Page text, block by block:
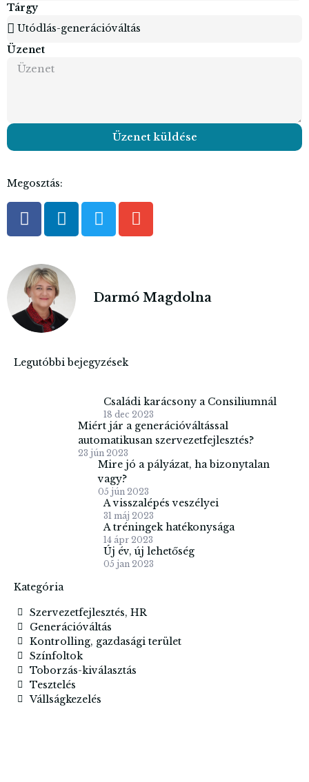
Tárgy
Üzenet
Üzenet küldése
Megosztás:
Darmó Magdolna
Legutóbbi bejegyzések
Családi karácsony a Consiliumnál
18 dec 2023
Miért jár a generációváltással
automatikusan szervezetfejlesztés?
23 jún 2023
Mire jó a pályázat, ha bizonytalan
vagy?
05 jún 2023
A visszalépés veszélyei
31 máj 2023
A tréningek hatékonysága
14 ápr 2023
Új év, új lehetőség
05 jan 2023
Kategória
Szervezetfejlesztés, HR
Generációváltás
Kontrolling, gazdasági terület
Színfoltok
Toborzás-kiválasztás
Tesztelés
Vállságkezelés